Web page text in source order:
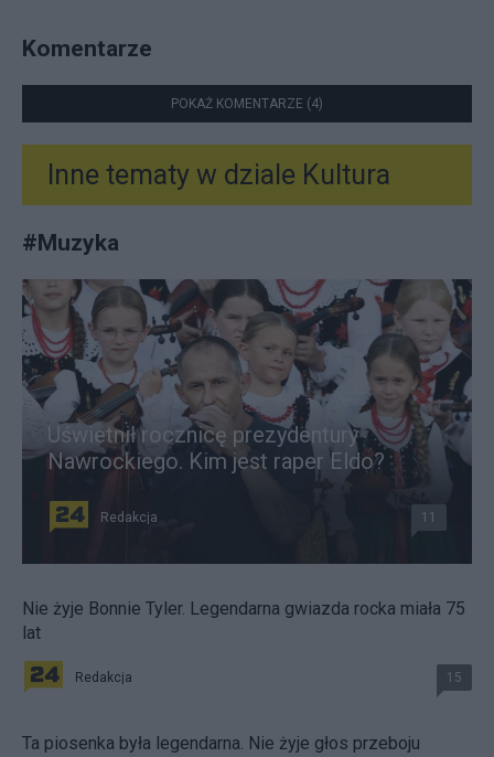
Komentarze
POKAŻ KOMENTARZE (4)
Inne tematy w dziale Kultura
#Muzyka
Uświetnił rocznicę prezydentury
Nawrockiego. Kim jest raper Eldo?
Redakcja 11
Nie żyje Bonnie Tyler. Legendarna gwiazda rocka miała 75
lat
Redakcja 15
Ta piosenka była legendarna. Nie żyje głos przeboju